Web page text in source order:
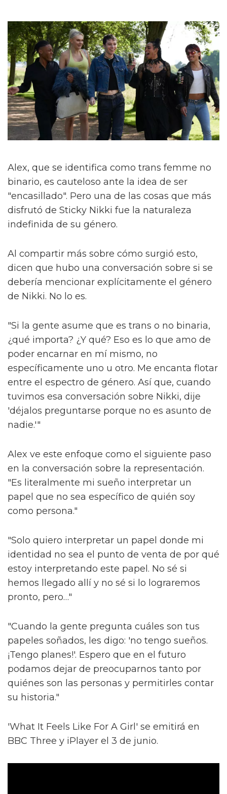
Alex, que se identifica como trans femme no
binario, es cauteloso ante la idea de ser
"encasillado". Pero una de las cosas que más
disfrutó de Sticky Nikki fue la naturaleza
indefinida de su género.
Al compartir más sobre cómo surgió esto,
dicen que hubo una conversación sobre si se
debería mencionar explícitamente el género
de Nikki. No lo es.
"Si la gente asume que es trans o no binaria,
¿qué importa? ¿Y qué? Eso es lo que amo de
poder encarnar en mí mismo, no
específicamente uno u otro. Me encanta flotar
entre el espectro de género. Así que, cuando
tuvimos esa conversación sobre Nikki, dije
'déjalos preguntarse porque no es asunto de
nadie.'"
Alex ve este enfoque como el siguiente paso
en la conversación sobre la representación.
"Es literalmente mi sueño interpretar un
papel que no sea específico de quién soy
como persona."
"Solo quiero interpretar un papel donde mi
identidad no sea el punto de venta de por qué
estoy interpretando este papel. No sé si
hemos llegado allí y no sé si lo lograremos
pronto, pero…"
"Cuando la gente pregunta cuáles son tus
papeles soñados, les digo: 'no tengo sueños.
¡Tengo planes!'. Espero que en el futuro
podamos dejar de preocuparnos tanto por
quiénes son las personas y permitirles contar
su historia."
'What It Feels Like For A Girl' se emitirá en
BBC Three y iPlayer el 3 de junio.